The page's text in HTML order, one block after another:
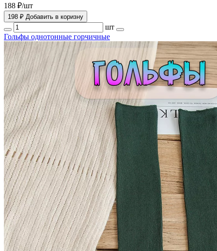
188 ₽/шт
198 ₽ Добавить в коризну
шт
Гольфы однотонные горчичные